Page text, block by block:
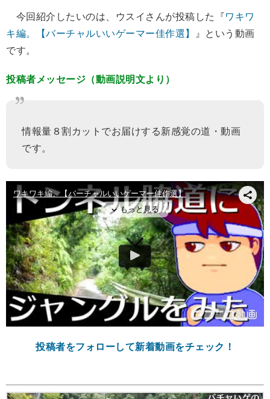
今回紹介したいのは、ウスイさんが投稿した『ワキワ
キ編。【バーチャルいいゲーマー佳作選】
』という動画
です。
投稿者メッセージ（動画説明文より）
情報量８割カットでお届けする新感覚の道・動画
です。
投稿者をフォローして新着動画をチェック！